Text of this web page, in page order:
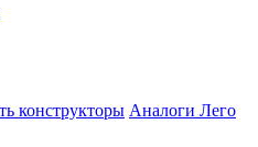
конструкторы Аналоги Лего